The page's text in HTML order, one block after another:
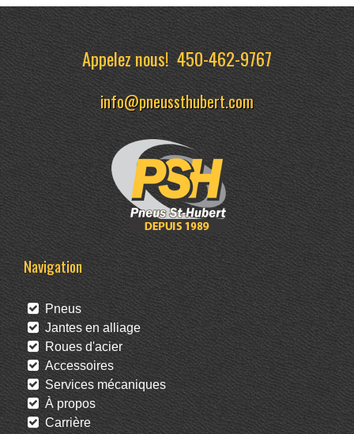
Appelez nous!450-462-9767
info@pneussthubert.com
Navigation
Pneus
Jantes en alliage
Roues d'acier
Accessoires
Services mécaniques
À propos
Carrière